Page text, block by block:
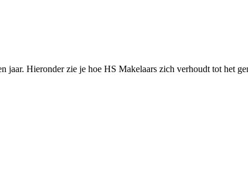
jaar. Hieronder zie je hoe HS Makelaars zich verhoudt tot het